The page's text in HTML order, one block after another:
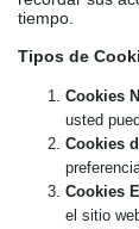
tiempo.
Tipos de
Cookies
usted
Cookies
Cookies
el sitio